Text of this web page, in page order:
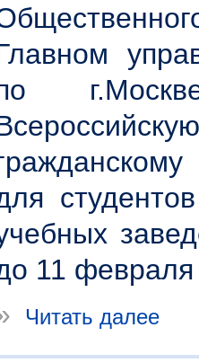
11 февраля
Читать далее